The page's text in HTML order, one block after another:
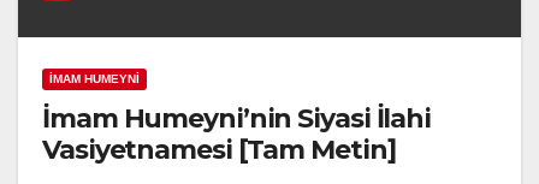
İMAM HUMEYNI
İmam Humeyni’nin Siyasi İlahi
Vasiyetnamesi [Tam Metin]